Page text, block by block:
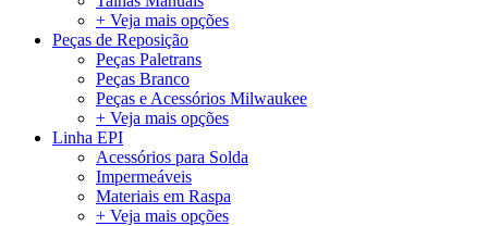
+ Veja mais opções
Peças de Reposição
Peças Paletrans
Peças Branco
Peças e Acessórios Milwaukee
+ Veja mais opções
Linha EPI
Acessórios para Solda
Impermeáveis
Materiais em Raspa
+ Veja mais opções